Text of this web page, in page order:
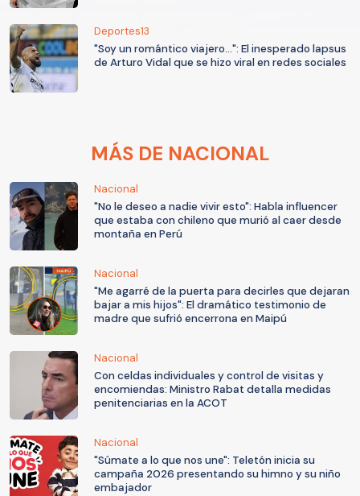
Deportes13
"Soy un romántico viajero...": El inesperado lapsus
de Arturo Vidal que se hizo viral en redes sociales
MÁS DE NACIONAL
Nacional
"No le deseo a nadie vivir esto": Habla influencer
que estaba con chileno que murió al caer desde
montaña en Perú
Nacional
"Me agarré de la puerta para decirles que dejaran
bajar a mis hijos": El dramático testimonio de
madre que sufrió encerrona en Maipú
Nacional
Con celdas individuales y control de visitas y
encomiendas: Ministro Rabat detalla medidas
penitenciarias en la ACOT
Nacional
"Súmate a lo que nos une": Teletón inicia su
campaña 2026 presentando su himno y su niño
embajador